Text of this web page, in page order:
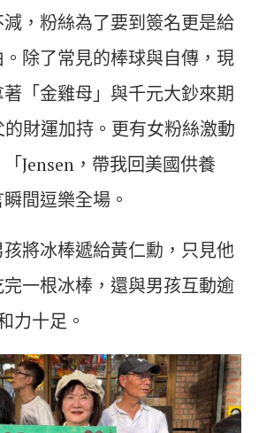
，粉絲為了要到簽名更是給
除了常見的棒球與自傳，現
「金雞母」與千元大鈔來期
財運加持。更有女粉絲激動
Jensen，帶我回美國供養
間逗樂全場。
將冰棒遞給黃仁勳，只見他
一根冰棒，還與男孩互動逾
力十足。